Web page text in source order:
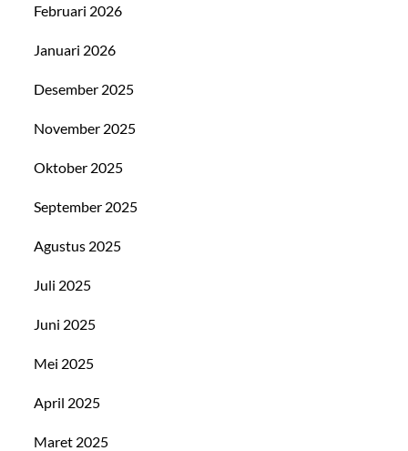
Februari 2026
Januari 2026
Desember 2025
November 2025
Oktober 2025
September 2025
Agustus 2025
Juli 2025
Juni 2025
Mei 2025
April 2025
Maret 2025